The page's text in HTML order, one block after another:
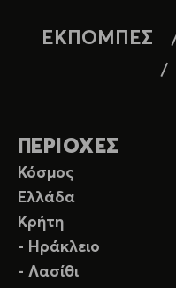
ΕΚΠΟΜΠΕΣ
ΠΕΡΙΟΧΕΣ
Κόσμος
Ελλάδα
Κρήτη
- Ηράκλειο
- Λασίθι